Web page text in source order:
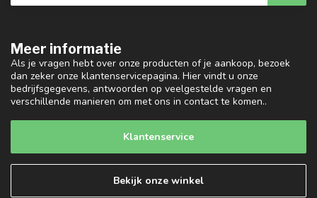
Meer informatie
Als je vragen hebt over onze producten of je aankoop, bezoek
dan zeker onze klantenservicepagina. Hier vindt u onze
bedrijfsgegevens, antwoorden op veelgestelde vragen en
verschillende manieren om met ons in contact te komen..
Klantenservice
Bekijk onze winkel